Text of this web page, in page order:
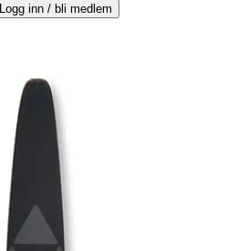
Logg inn / bli medlem